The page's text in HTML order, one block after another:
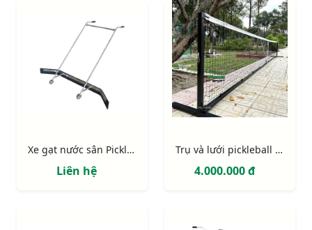
Xe gạt nước sân Pickleball bằng inox
Liên hệ
Trụ và lưới pickleball chính hãng
4.000.000 đ